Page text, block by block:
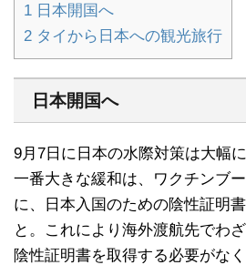
1 日本開国へ
2 タイから日本への観光旅行
日本開国へ
9月7日に日本の水際対策は大幅に
一番大きな緩和は、ワクチンブ
に、日本入国のための陰性証明
と。これにより海外渡航先でわ
陰性証明書を取得する必要がなく